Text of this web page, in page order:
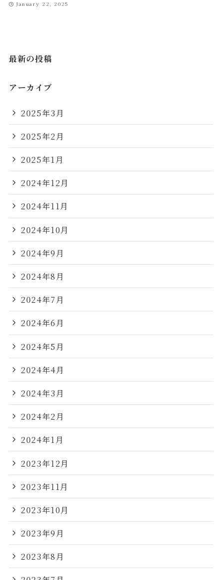
January 22, 2025
最新の投稿
アーカイブ
2025年3月
2025年2月
2025年1月
2024年12月
2024年11月
2024年10月
2024年9月
2024年8月
2024年7月
2024年6月
2024年5月
2024年4月
2024年3月
2024年2月
2024年1月
2023年12月
2023年11月
2023年10月
2023年9月
2023年8月